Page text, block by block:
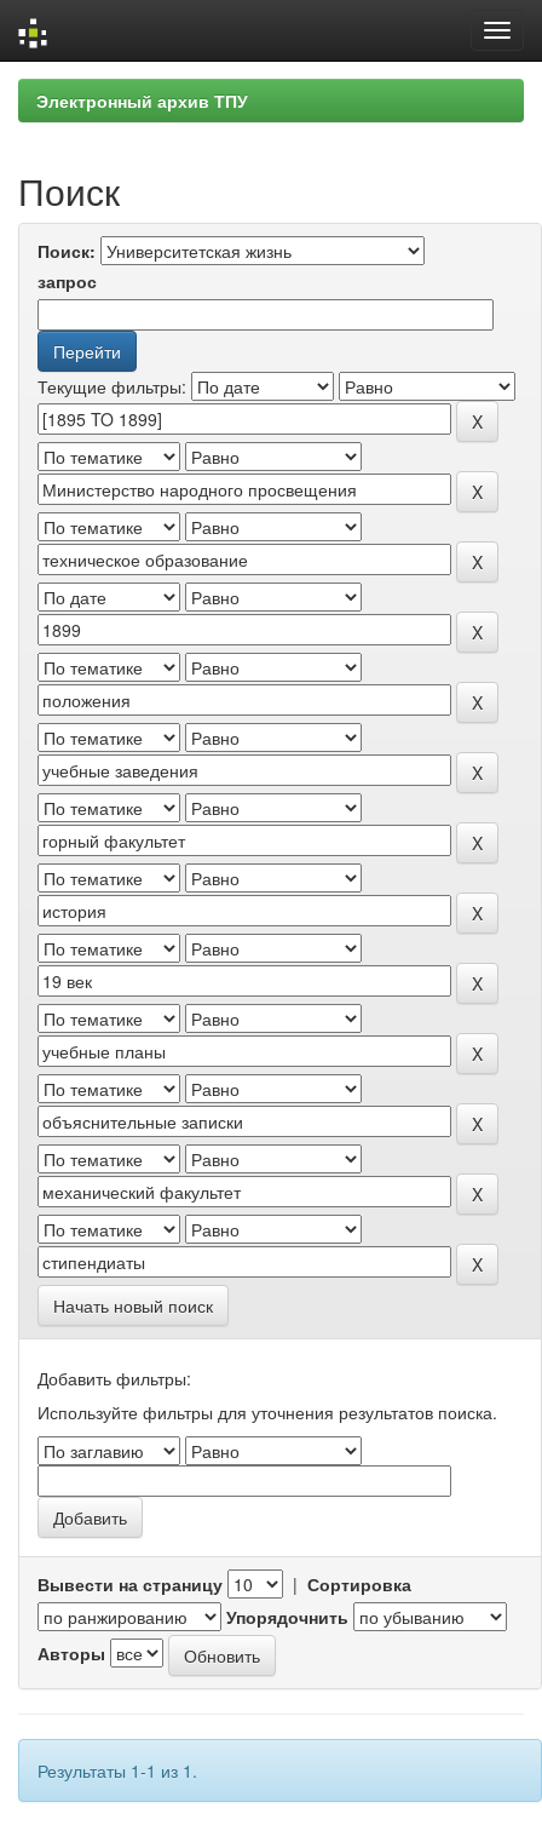
Skip
navigation
Электронный архив ТПУ
Поиск
Поиск:
запрос
Текущие фильтры:
Начать новый поиск
Добавить фильтры:
Используйте фильтры для уточнения результатов поиска.
Вывести на страницу | Сортировка
Упорядочнить
Авторы
Результаты 1-1 из 1.